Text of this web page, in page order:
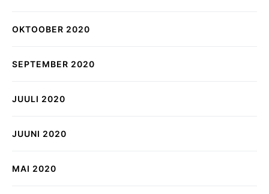
OKTOOBER 2020
SEPTEMBER 2020
JUULI 2020
JUUNI 2020
MAI 2020